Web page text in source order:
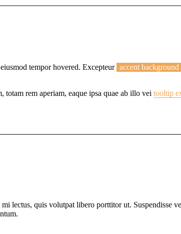
tempor hovered. Excepteur accent background
rem aperiam, eaque ipsa quae ab illo vei tooltip
lectus, quis volutpat libero porttitor ut. Suspendisse